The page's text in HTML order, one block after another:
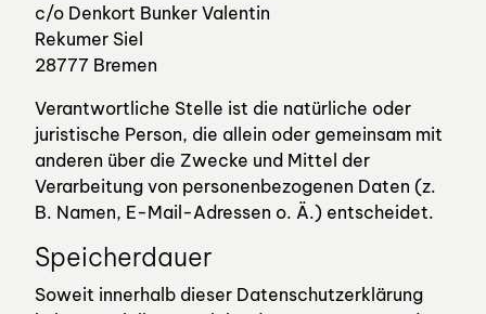
c/o Denkort Bunker Valentin
Rekumer Siel
28777 Bremen
Verantwortliche Stelle ist die natürliche oder
juristische Person, die allein oder gemeinsam mit
anderen über die Zwecke und Mittel der
Verarbeitung von personenbezogenen Daten (z.
B. Namen, E-Mail-Adressen o. Ä.) entscheidet.
Speicherdauer
Soweit innerhalb dieser Datenschutzerklärung